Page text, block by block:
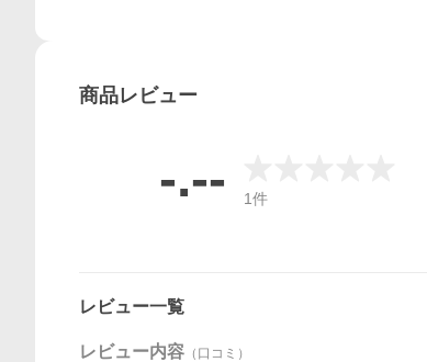
商品レビュー
-.-- 1件
レビュー一覧
レビュー内容 （口コミ）